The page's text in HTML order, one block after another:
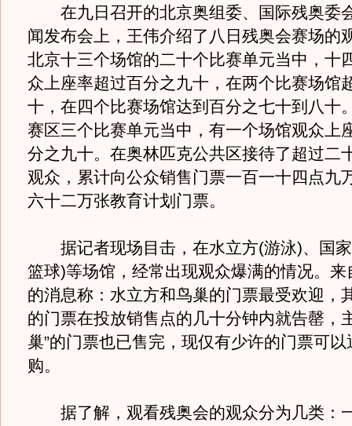
在九日召开的北京奥组委、国际残奥委
闻发布会上，王伟介绍了八日残奥会赛场的
北京十三个场馆的二十个比赛单元当中，十
众上座率超过百分之九十，在两个比赛场馆
十，在四个比赛场馆达到百分之七十到八十
赛区三个比赛单元当中，有一个场馆观众上
分之九十。在奥林匹克公共区接待了超过二
观众，累计向公众销售门票一百一十四点九
六十二万张教育计划门票。
据记者现场目击，在水立方(游泳)、国家
篮球)等场馆，经常出现观众爆满的情况。来
的消息称：水立方和鸟巢的门票最受欢迎，
的门票在投放销售点的几十分钟内就告罄，
巢”的门票也已售完，现仅有少许的门票可以
购。
据了解，观看残奥会的观众分为几类：